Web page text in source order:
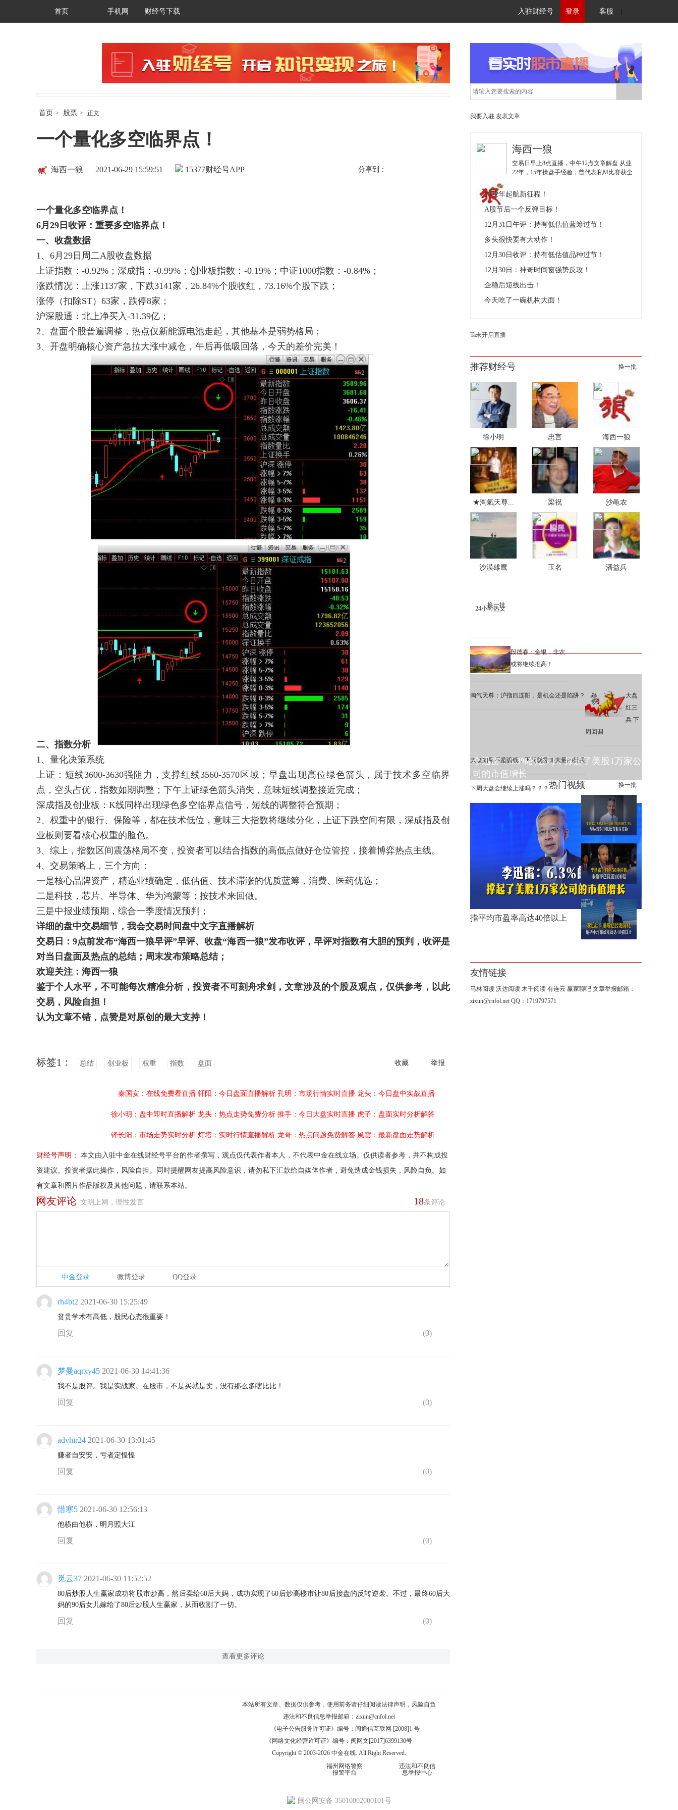
首页 手机网 财经号下载 入驻财经号 登录 客服
首页 > 股票 > 正文
一个量化多空临界点！
财经号APP
海西一狼 2021-06-29 15:59:51 15377 分享到：
一个量化多空临界点！
6月 29 日收评：重要多空临界点！
一、 收盘数据
1、6月29日周二A股收盘数据
上证指数：-0.92%；深成指：-0.99%；创业板指数：-0.19%；中证1000指数：-0.84%；
涨跌情况：上涨1137家，下跌3141家，26.84%个股收红，73.16%个股下跌；
涨停（扣除ST）63家，跌停8家；
沪深股通：北上净买入-31.39亿；
2、盘面个股普遍调整，热点仅新能源电池走起，其他基本是弱势格局；
3、开盘明确核心资产急拉大涨中减仓，午后再低吸回落，今天的差价完美！
二、指数分析
1、量化决策系统
上证：短线3600-3630强阻力，支撑红线3560-3570区域；早盘出现高位绿色箭头，属于技术多空临界
点，空头占优，指数如期调整；下午上证绿色箭头消失，意味短线调整接近完成；
深成指及创业板：K线同样出现绿色多空临界点信号，短线的调整符合预期；
2、权重中的银行、保险等，都在技术低位，意味三大指数将继续分化，上证下跌空间有限，深成指及创
业板则要看核心权重的脸色。
3、综上，指数区间震荡格局不变，投资者可以结合指数的高低点做好仓位管控，接着博弈热点主线。
4、交易策略上，三个方向：
一是核心品牌资产，精选业绩确定，低估值、技术滞涨的优质蓝筹，消费、医药优选；
二是科技，芯片、半导体、华为鸿蒙等；按技术来回做。
三是中报业绩预期，综合一季度情况预判；
详细的盘中交易细节，我会交易时间盘中文字直播解析
交易日：9点前发布“海西一狼早评”早评、收盘“海西一狼”发布收评，早评对指数有大胆的预判，收评是
对当日盘面及热点的总结；周末发布策略总结；
欢迎关注：海西一狼
鉴于个人水平，不可能每次精准分析，投资者不可刻舟求剑，文章涉及的个股及观点，仅供参考，以此
交易，风险自担！
认为文章不错，点赞是对原创的最大支持！
收藏 举报
标签1： 总结 创业板 权重 指数 盘面
秦国安：在线免费看直播 轩阳：今日盘面直播解析 孔明：市场行情实时直播 龙头：今日盘中实战直播
徐小明：盘中即时直播解析 龙头：热点走势免费分析 推手：今日大盘实时直播 虎子：盘面实时分析解答
锋长阳：市场走势实时分析 灯塔：实时行情直播解析 龙哥：热点问题免费解答 風雲：最新盘面走势解析
财经号声明：
本文由入驻中金在线财经号平台的作者撰写，观点仅代表作者本人，不代表中金在线立场。仅供读者参考，并不构成投
资建议。投资者据此操作，风险自担。同时提醒网友提高风险意识，请勿私下汇款给自媒体作者，避免造成金钱损失，风险自负。如
有文章和图片作品版权及其他问题，请联系本站。
18条评论
网友评论 文明上网，理性发言
中金登录 微博登录 QQ登录
rh4bt2 2021-06-30 15:25:49
贫贵学术有高低，股民心态很重要！
回复 (0)
梦曼aqrxy45 2021-06-30 14:41:36
我不是股评。我是实战家。在股市，不是买就是卖，没有那么多瞎比比！
回复 (0)
advhir24 2021-06-30 13:01:45
赚者自安安，亏者定惶惶
回复 (0)
惜寒5 2021-06-30 12:56:13
他横由他横，明月照大江
回复 (0)
觅云37 2021-06-30 11:52:52
80后炒股人生赢家成功将股市炒高，然后卖给60后大妈，成功实现了60后炒高楼市让80后接盘的反转逆袭。不过，最终60后大
妈的90后女儿嫁给了80后炒股人生赢家，从而收割了一切。
回复 (0)
查看更多评论
我要入驻 发表文章
海西一狼
交易日早上8点直播，中午12点文章解盘 从业
22年，15年操盘手经验，曾代表私M比赛获全
《实战36招》、《波段价值体系》，《量化交
易系统》；
2022年起航新征程！
A股节后一个反弹目标！
12月31日午评：持有低估值蓝筹过节！
多头很快要有大动作！
12月30日收评：持有低估值品种过节！
12月30日：神奇时间窗强势反攻！
企稳后短线出击！
今天吃了一碗机构大面！
Ta未开启直播
推荐财经号 换一批
徐小明 忠言 海西一狼
★淘氣天尊... 梁祝 沙黾农
沙漠雄鹰 玉名 潘益兵
24小时热文
换一批
段德春：金银，非农
或将继续推高！
淘气天尊：沪指四连阳，是机会还是陷阱？
大盘
红三
兵 下
周回调
大盘如果不是骗线，下周就需要大量的援兵
下周大盘会继续上涨吗？？？ 热门视频 换一批
李迅雷：6.3%的公司，撑起了美股1万家公
司的市值增长
李迅雷：A股一季度平均ROE
为7.5%，远低于标普500
李迅雷：科创50中位数市盈率
指平均市盈率高达40倍以上
友情链接
马林阅读 沃达阅读 木千阅读 有连云 赢家聊吧 文章举报邮箱：
zixun@cnfol.net QQ：1719797571
本站所有文章、数据仅供参考，使用前务请仔细阅读法律声明 ，风险自负
违法和不良信息举报邮箱： zixun@cnfol.net
《电子公告服务许可证》编号：闽通信互联网 [2008]1 号
《网络文化经营许可证》编号：闽网文[2017]6399130号
Copyright © 2003-2026 中金在线. All Right Reserved.
福州网络警察
报警平台
违法和不良信
息举报中心
闽公网安备 35010002000101号